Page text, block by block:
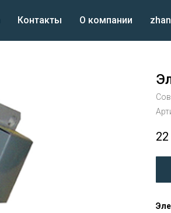
Контакты О компании